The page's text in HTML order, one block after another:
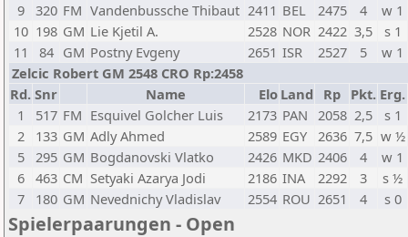
9 320 FM Vandenbussche Thibaut 2411 BEL 2475 4
w 1
10 198 GM Lie Kjetil A. 2528 NOR 2422 3,5
s 1
11
84 GM Postny Evgeny 2651 ISR 2527 5
w 1
Zelcic Robert GM 2548 CRO Rp:2458
Rd. Snr Name Elo Land Rp Pkt. Erg.
1
517 FM Esquivel Golcher Luis 2173 PAN 2058 2,5
s 1
2
133 GM Adly Ahmed 2589 EGY 2636 7,5 w ½
5 295 GM Bogdanovski Vlatko 2426 MKD 2406 4
w 1
6 463 CM Setyaki Azarya Jodi 2186 INA 2292 3
s ½
7
180 GM Nevednichy Vladislav 2554 ROU 2651 4 s 0
Spielerpaarungen - Open